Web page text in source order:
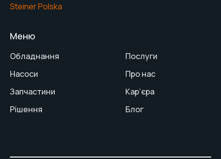
Steiner Polska
Меню
Обладнання
Насоси
Запчастини
Рішення
Послуги
Про нас
Кар’єра
Блог